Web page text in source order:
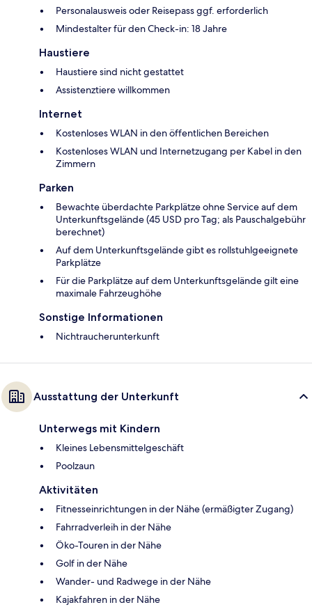
Personalausweis oder Reisepass ggf. erforderlich
Mindestalter für den Check-in: 18 Jahre
Haustiere
Haustiere sind nicht gestattet
Assistenztiere willkommen
Internet
Kostenloses WLAN in den öffentlichen Bereichen
Kostenloses WLAN und Internetzugang per Kabel in den
Zimmern
Parken
Bewachte überdachte Parkplätze ohne Service auf dem
Unterkunftsgelände (45 USD pro Tag; als Pauschalgebühr
berechnet)
Auf dem Unterkunftsgelände gibt es rollstuhlgeeignete
Parkplätze
Für die Parkplätze auf dem Unterkunftsgelände gilt eine
maximale Fahrzeughöhe
Sonstige Informationen
Nichtraucherunterkunft
Ausstattung der Unterkunft
Unterwegs mit Kindern
Kleines Lebensmittelgeschäft
Poolzaun
Aktivitäten
Fitnesseinrichtungen in der Nähe (ermäßigter Zugang)
Fahrradverleih in der Nähe
Öko-Touren in der Nähe
Golf in der Nähe
Wander- und Radwege in der Nähe
Kajakfahren in der Nähe